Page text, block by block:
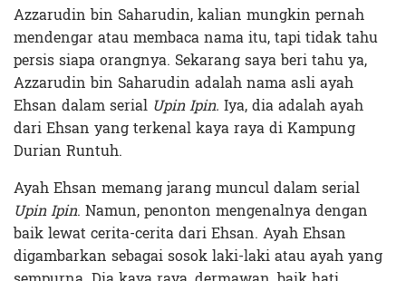
Azzarudin bin Saharudin, kalian mungkin pernah
mendengar atau membaca nama itu, tapi tidak tahu
persis siapa orangnya. Sekarang saya beri tahu ya,
Azzarudin bin Saharudin adalah nama asli ayah
Ehsan dalam serial Upin Ipin. Iya, dia adalah ayah
dari Ehsan yang terkenal kaya raya di Kampung
Durian Runtuh.
Ayah Ehsan memang jarang muncul dalam serial
Upin Ipin. Namun, penonton mengenalnya dengan
baik lewat cerita-cerita dari Ehsan. Ayah Ehsan
digambarkan sebagai sosok laki-laki atau ayah yang